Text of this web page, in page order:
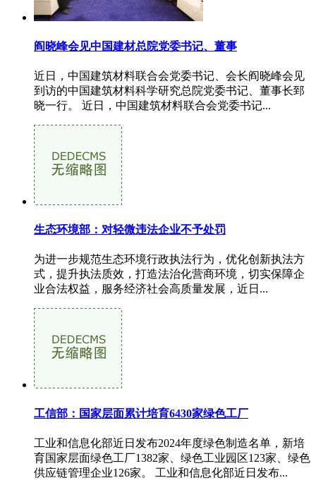
阎晓峰会见中国建材总院党委书记、董事
近日，中国建筑材料联合会党委书记、会长阎晓峰会见
到访的中国建筑材料科学研究总院党委书记、董事长郅
晓一行。 近日，中国建筑材料联合会党委书记...
生态环境部：对轻微违法企业不予处罚
为进一步规范生态环境行政执法行为，优化创新执法方
式，提升执法质效，打造法治化营商环境，切实保障企
业合法权益，服务经济社会高质量发展，近日...
工信部：国家层面累计培育6430家绿色工厂
工业和信息化部近日发布2024年度绿色制造名单，新培
育国家层面绿色工厂1382家、绿色工业园区123家、绿色
供应链管理企业126家。 工业和信息化部近日发布...